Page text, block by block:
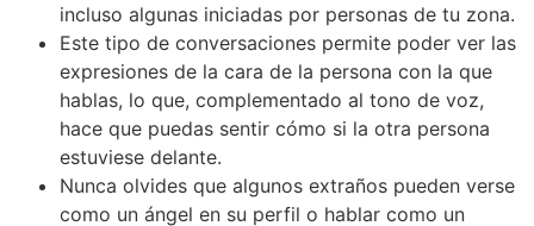
incluso algunas iniciadas por personas de tu zona.
Este tipo de conversaciones permite poder ver las
expresiones de la cara de la persona con la que
hablas, lo que, complementado al tono de voz,
hace que puedas sentir cómo si la otra persona
estuviese delante.
Nunca olvides que algunos extraños pueden verse
como un ángel en su perfil o hablar como un